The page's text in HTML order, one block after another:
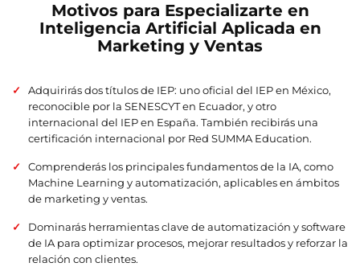
Motivos para Especializarte en
Inteligencia Artificial Aplicada en
Marketing y Ventas
Adquirirás dos títulos de IEP: uno oficial del IEP en México,
reconocible por la SENESCYT en Ecuador, y otro
internacional del IEP en España. También recibirás una
certificación internacional por Red SUMMA Education.
Comprenderás los principales fundamentos de la IA, como
Machine Learning y automatización, aplicables en ámbitos
de marketing y ventas.
Dominarás herramientas clave de automatización y software
de IA para optimizar procesos, mejorar resultados y reforzar la
relación con clientes.